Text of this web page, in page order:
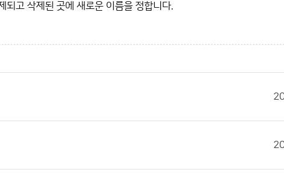
되고 삭제된 곳에 새로운 이름을 정합니다.